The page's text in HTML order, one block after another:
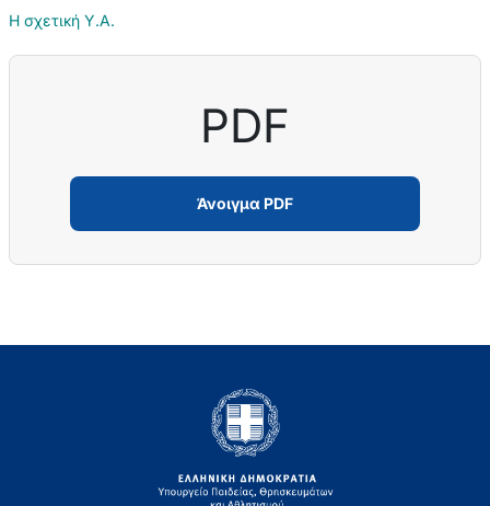
Η σχετική Υ.Α.
PDF
Άνοιγμα PDF